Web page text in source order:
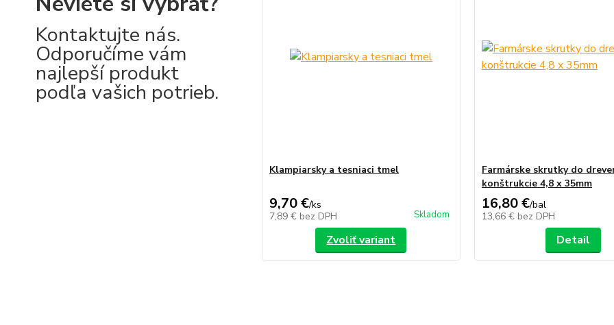
Kontaktujte nás.
Odporučíme vám
najlepší produkt
podľa vašich potrieb.
Klampiarsky a tesniaci tmel
9,70 €/ks
7,89 € bez DPH Skladom
Zvoliť variant
Farmárske skrutky do
konštrukcie 4,8 x 35mm
16,80 €/bal
13,66 € bez DPH
Detail